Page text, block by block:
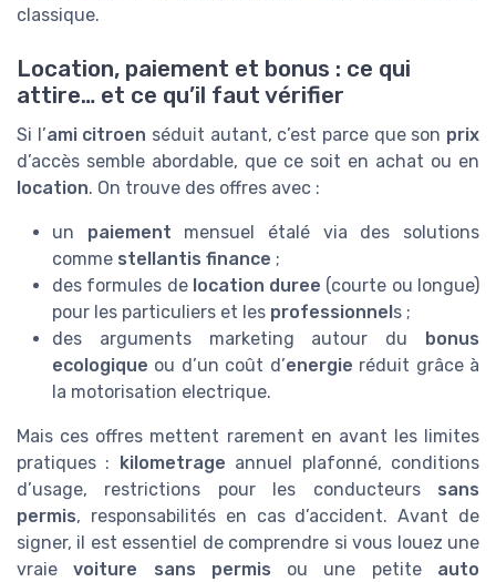
classique.
Location, paiement et bonus : ce qui
attire… et ce qu’il faut vérifier
Si l’ami citroen séduit autant, c’est parce que son prix
d’accès semble abordable, que ce soit en achat ou en
location. On trouve des offres avec :
un paiement mensuel étalé via des solutions
comme stellantis finance ;
des formules de location duree (courte ou longue)
pour les particuliers et les professionnels ;
des arguments marketing autour du bonus
ecologique ou d’un coût d’energie réduit grâce à
la motorisation electrique.
Mais ces offres mettent rarement en avant les limites
pratiques : kilometrage annuel plafonné, conditions
d’usage, restrictions pour les conducteurs sans
permis, responsabilités en cas d’accident. Avant de
signer, il est essentiel de comprendre si vous louez une
vraievoiture sans permis ou une petite auto